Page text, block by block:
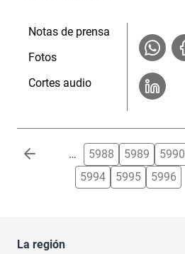
Notas de prensa
Fotos
Cortes audio
Paginación … 5988 5989 5990
5994
5995 5996
La región